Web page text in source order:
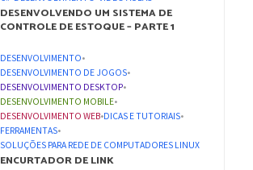
DESENVOLVENDO UM SISTEMA DE
CONTROLE DE ESTOQUE – PARTE 1
DESENVOLVIMENTO•
DESENVOLVIMENTO DE JOGOS•
DESENVOLVIMENTO DESKTOP•
DESENVOLVIMENTO MOBILE•
DESENVOLVIMENTO WEB•DICAS E TUTORIAIS•
FERRAMENTAS•
SOLUÇÕES PARA REDE DE COMPUTADORES LINUX
ENCURTADOR DE LINK